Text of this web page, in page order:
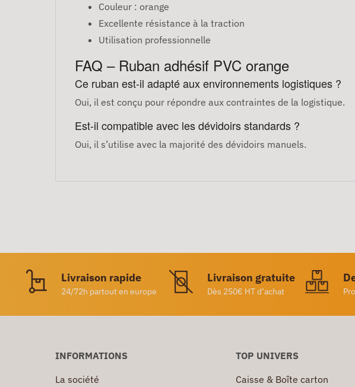
Couleur : orange
Excellente résistance à la traction
Utilisation professionnelle
FAQ – Ruban adhésif PVC orange
Ce ruban est-il adapté aux environnements logistiques ?
Oui, il est conçu pour répondre aux contraintes de la logistique.
Est-il compatible avec les dévidoirs standards ?
Oui, il s’utilise avec la majorité des dévidoirs manuels.
Livraison rapide
24/72h partout en europe
Livraison gratuite
Dès 250€ HT d’achat
INFORMATIONS
La société
TOP UNIVERS
Caisse & Boîte carton